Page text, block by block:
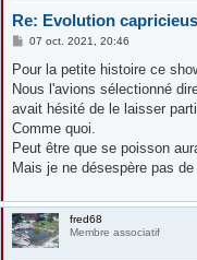
Re: Evolution
M
s
a
g
07 oct. 2021, 20:46
Pour la petite histoire ce
Nous l'avions sélectionné
avait hésité de le laisser
Comme quoi.
Peut être que se poisson
Mais je ne désespère pas
fred68
Membre associatif